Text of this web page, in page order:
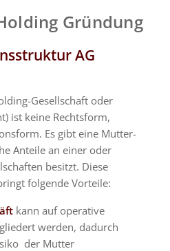
Gründung
AG
Gesellschaft oder
ist keine Rechtsform,
Es gibt eine Mutter-
Anteile an einer oder
besitzt. Diese
folgende Vorteile:
kann auf operative
werden, dadurch
der Mutter